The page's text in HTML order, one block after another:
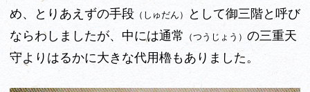
め、とりあえずの手段 （しゅだん）
として御三階と呼び
ならわしましたが、中には通常
（つうじょう） の三重天
守よりはるかに大きな代用櫓もありました。